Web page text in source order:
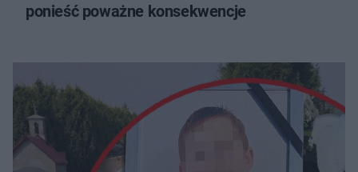
ponieść poważne konsekwencje